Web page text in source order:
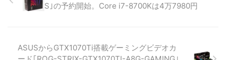
S｣の予約開始。Core i7-8700Kは4万7980円
ASUSからGTX1070Ti搭載ゲーミングビデオカ